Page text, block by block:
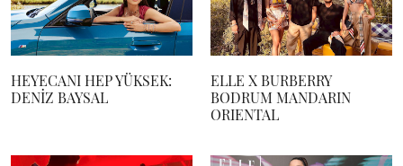
HEYECANI HEP YÜKSEK:
DENİZ BAYSAL
ELLE X BURBERRY
BODRUM MANDARIN
ORIENTAL